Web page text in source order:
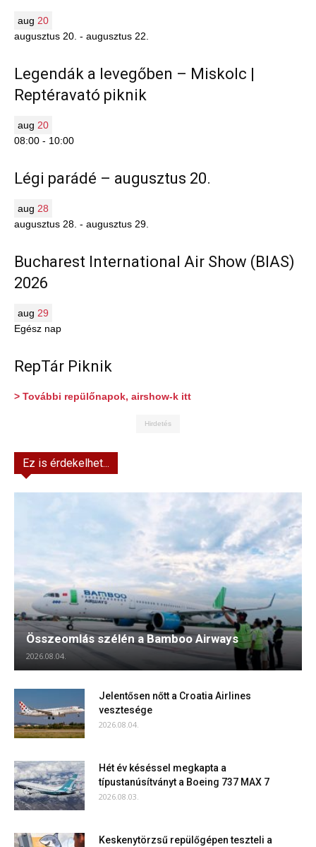
aug 20
augusztus 20. - augusztus 22.
Legendák a levegőben – Miskolc |
Reptéravató piknik
aug 20
08:00 - 10:00
Légi parádé – augusztus 20.
aug 28
augusztus 28. - augusztus 29.
Bucharest International Air Show (BIAS)
2026
aug 29
Egész nap
RepTár Piknik
> További repülőnapok, airshow-k itt
Hirdetés
Ez is érdekelhet...
Összeomlás szélén a Bamboo Airways
2026.08.04.
Jelentősen nőtt a Croatia Airlines
vesztesége
2026.08.04.
Hét év késéssel megkapta a
típustanúsítványt a Boeing 737 MAX 7
2026.08.03.
Keskenytörzsű repülőgépen teszteli a